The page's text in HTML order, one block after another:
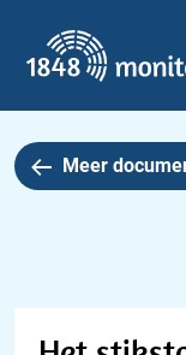
Hoofdmenu
Meer